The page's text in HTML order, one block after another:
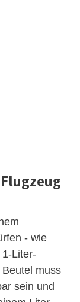
- wie
Liter-
muss
sein und